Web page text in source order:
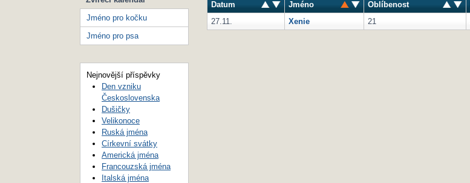
Datum Jméno Oblíbenost
27.11.
Xenie 21
Jméno pro kočku
Jméno pro psa
Nejnovější příspěvky
Den vzniku
Československa
Dušičky
Velikonoce
Ruská jména
Církevní svátky
Americká jména
Francouzská jména
Italská jména